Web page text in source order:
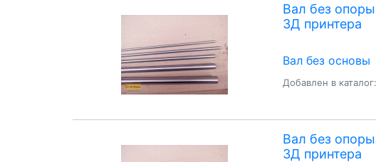
Вал без
3Д принтера
Вал без основы
Добавлен в
Вал без
3Д принтера